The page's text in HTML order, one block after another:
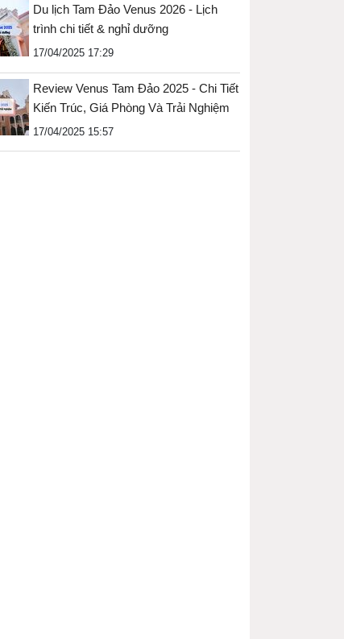
Du lịch Tam Đảo Venus 2026 - Lịch
trình chi tiết & nghỉ dưỡng
17/04/2025 17:29
Review Venus Tam Đảo 2025 - Chi Tiết
Kiến Trúc, Giá Phòng Và Trải Nghiệm
17/04/2025 15:57